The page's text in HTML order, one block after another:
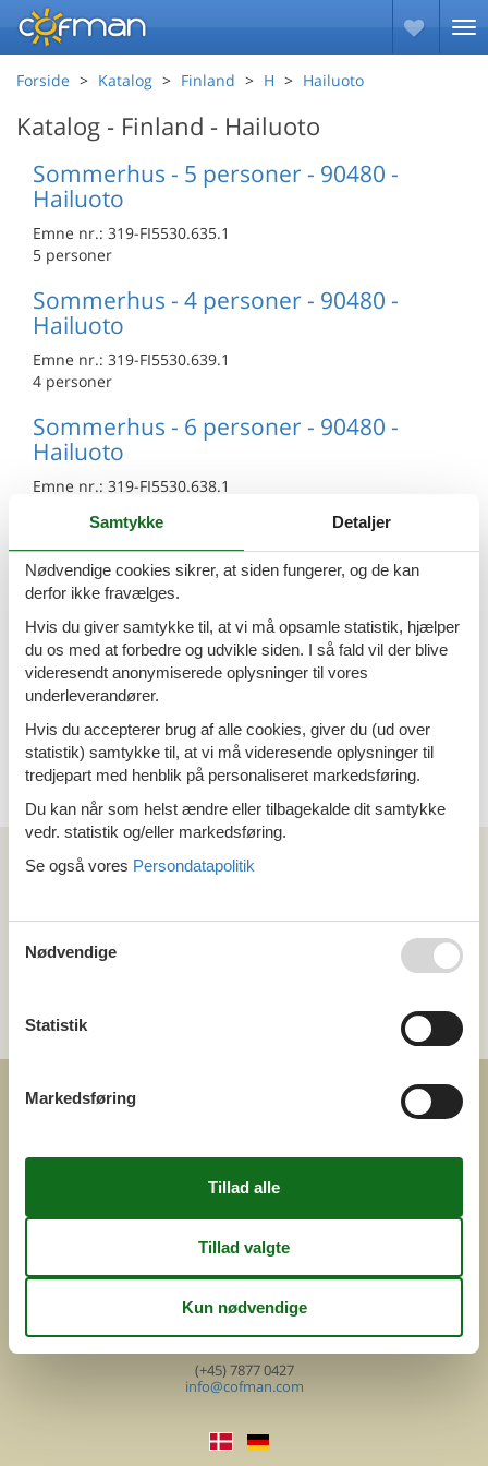
Forside Katalog Finland H Hailuoto
Katalog - Finland - Hailuoto
Sommerhus - 5 personer - 90480 -
Hailuoto
Emne nr.: 319-FI5530.635.1
5 personer
Sommerhus - 4 personer - 90480 -
Hailuoto
Emne nr.: 319-FI5530.639.1
4 personer
Sommerhus - 6 personer - 90480 -
Hailuoto
Emne nr.: 319-FI5530.638.1
Sommerhus - 6 personer - 90480 -
Hailuoto
6 personer
Sommerhus - 6 personer - 90480 -
Hailuoto
Emne nr.:319-FI5530.636.1
6 personer
Kan vi hjælpe?
COFMAN.COM
ved
Feline Holidays A/S
Nygade 8b. 2. th
DK-7400 Herning
Cofman.com
Momsnr.: DK26347688
(+45) 7877 0427
info@cofman.com
Samtykke Detaljer
Nødvendige cookies sikrer, at siden fungerer, og de kan
derfor ikke fravælges.
Hvis du giver samtykke til, at vi må opsamle statistik, hjælper
du os med at forbedre og udvikle siden. I så fald vil der blive
videresendt anonymiserede oplysninger til vores
underleverandører.
Hvis du accepterer brug af alle cookies, giver du (ud over
statistik) samtykke til, at vi må videresende oplysninger til
tredjepart med henblik på personaliseret markedsføring.
Du kan når som helst ændre eller tilbagekalde dit samtykke
vedr. statistik og/eller markedsføring.
Se også vores Persondatapolitik
Nødvendige
Statistik
Markedsføring